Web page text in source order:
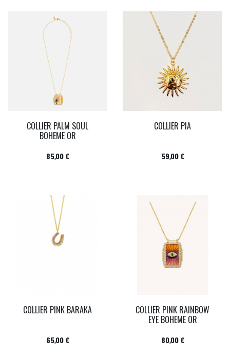
COLLIER PALM SOUL
BOHEME OR
Prix
85,00 €
COLLIER PIA
Prix
59,00 €
COLLIER PINK BARAKA
Prix
65,00 €
COLLIER PINK RAINBOW
EYE BOHEME OR
Prix
80,00 €